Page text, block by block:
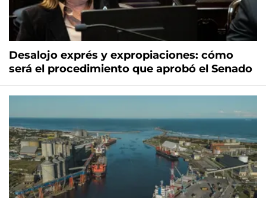
Desalojo exprés y expropiaciones: cómo
será el procedimiento que aprobó el Senado